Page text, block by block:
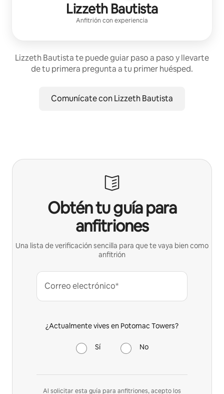
Lizzeth Bautista
Anfitrión con experiencia
Lizzeth Bautista te puede guiar paso a paso y llevarte
de tu primera pregunta a tu primer huésped.
Comunícate con Lizzeth Bautista
Obtén tu guía para
anfitriones
Una lista de verificación sencilla para que te vaya bien como
anfitrión
Correo electrónico*
¿Actualmente vives en Potomac Towers?
Sí No
Al solicitar esta guía para anfitriones, acepto los